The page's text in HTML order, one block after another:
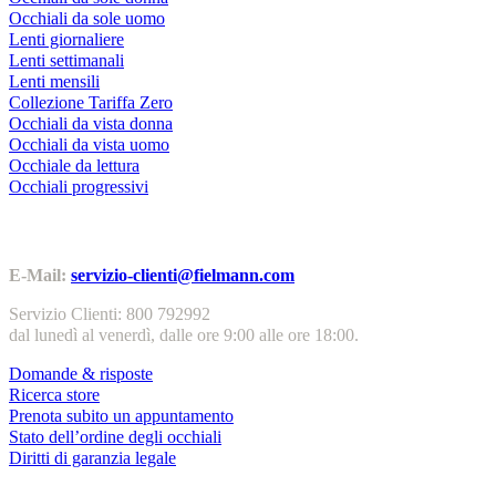
Occhiali da sole uomo
Lenti giornaliere
Lenti settimanali
Lenti mensili
Collezione Tariffa Zero
Occhiali da vista donna
Occhiali da vista uomo
Occhiale da lettura
Occhiali progressivi
E-Mail: servizio-clienti@fielmann.com
Servizio Clienti: 800 792992
dal lunedì al venerdì, dalle ore 9:00 alle ore 18:00.
Domande & risposte
Ricerca store
Prenota subito un appuntamento
Stato dell’ordine degli occhiali
Diritti di garanzia legale